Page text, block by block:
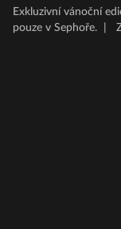
Exkluzivní vánoční
pouze v Sephoře.